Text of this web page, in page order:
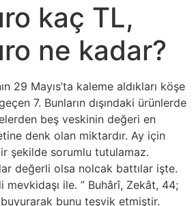
kaç TL,
ne kadar?
29 Mayıs’ta kaleme aldıkları köşe
7. Bunların dışındaki ürünlerde
beş veskinin değeri en
denk olan miktardır. Ay için
şekilde sorumlu tutulamaz.
değerli olsa nolcak battılar işte.
mevkidaşı ile. ” Buhârî, Zekât, 44;
bunu teşvik etmiştir.